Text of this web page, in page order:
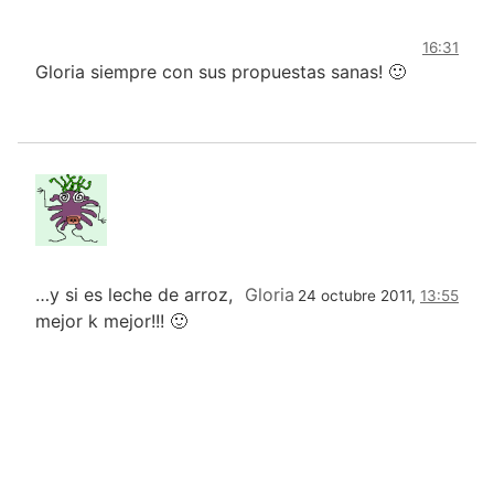
16:31
Gloria siempre con sus propuestas sanas! 🙂
Gloria 24 octubre 2011, 13:55
…y si es leche de arroz,
mejor k mejor!!! 🙂